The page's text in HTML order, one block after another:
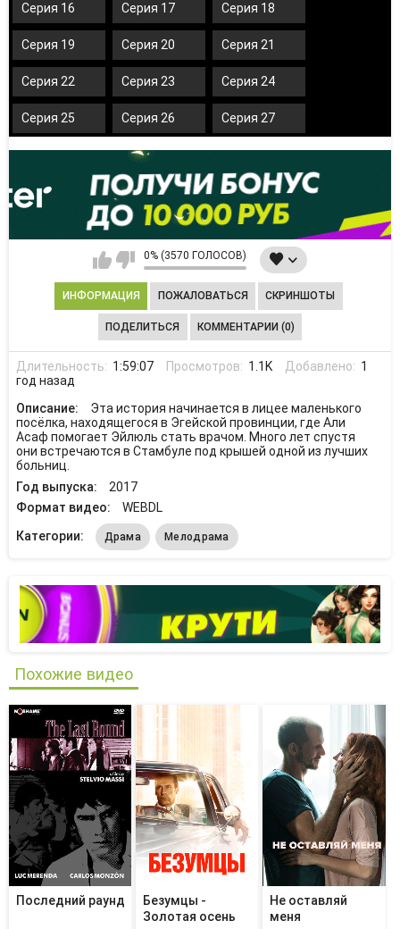
Серия 16 Серия 17 Серия 18
Серия 19 Серия 20 Серия 21
Серия 22 Серия 23 Серия 24
Серия 25 Серия 26 Серия 27
0% (3570 ГОЛОСОВ)
ИНФОРМАЦИЯ ПОЖАЛОВАТЬСЯ СКРИНШОТЫ
ПОДЕЛИТЬСЯ КОММЕНТАРИИ (0)
Длительность: 1:59:07 Просмотров: 1.1K Добавлено: 1
год назад
Описание:
Эта история начинается в лицее маленького
посёлка, находящегося в Эгейской провинции, где Али
Асаф помогает Эйлюль стать врачом. Много лет спустя
они встречаются в Стамбуле под крышей одной из лучших
больниц.
Год выпуска:
2017
Формат видео:
WEBDL
Категории:
Драма Мелодрама
Похожие видео
Последний раунд
Безумцы -
Золотая осень
Не оставляй
меня